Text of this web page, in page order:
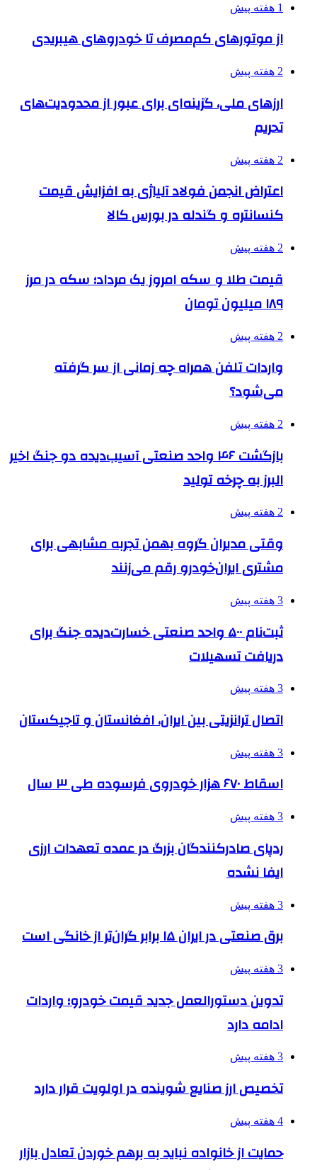
1 هفته پیش
از موتورهای کم‌مصرف تا خودروهای هیبریدی
2 هفته پیش
ارزهای ملی، گزینه‌ای برای عبور از محدودیت‌های
تحریم
2 هفته پیش
اعتراض انجمن فولاد آلیاژی به افزایش قیمت
کنسانتره و گندله در بورس کالا
2 هفته پیش
قیمت طلا و سکه امروز یک مرداد؛ سکه در مرز
۱۸۹ میلیون تومان
2 هفته پیش
واردات تلفن همراه چه زمانی از سر گرفته
می‌شود؟
2 هفته پیش
بازگشت ۴۶ واحد صنعتی آسیب‌دیده دو جنگ اخیر
البرز به چرخه تولید
2 هفته پیش
وقتی مدیران گروه بهمن تجربه مشابهی برای
مشتری ایران‌خودرو رقم می‌زنند
3 هفته پیش
ثبت‌نام ۵۰۰ واحد صنعتی خسارت‌دیده جنگ برای
دریافت تسهیلات
3 هفته پیش
اتصال ترانزیتی بین ایران، افغانستان و تاجیکستان
3 هفته پیش
اسقاط ۶۷۰ هزار خودروی فرسوده طی ۳ سال
3 هفته پیش
ردپای صادرکنندگان بزرگ در عمده تعهدات ارزی
ایفا نشده
3 هفته پیش
برق صنعتی در ایران ۱۵ برابر گران‌تر از خانگی است
3 هفته پیش
تدوین دستورالعمل جدید قیمت خودرو؛ واردات
ادامه دارد
3 هفته پیش
تخصیص ارز صنایع شوینده در اولویت قرار دارد
4 هفته پیش
حمایت از خانواده نباید به برهم خوردن تعادل بازار